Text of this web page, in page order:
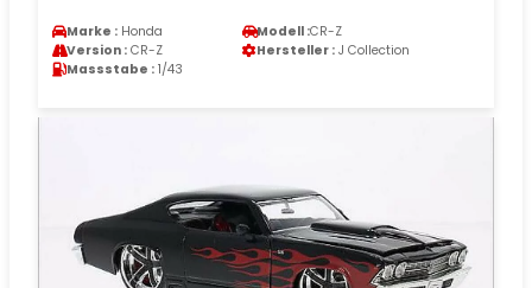
Marke : Honda Modell :CR-Z
Version : CR-Z Hersteller : J Collection
Massstabe : 1/43